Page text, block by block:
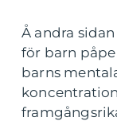
Å andra
för barn
barns